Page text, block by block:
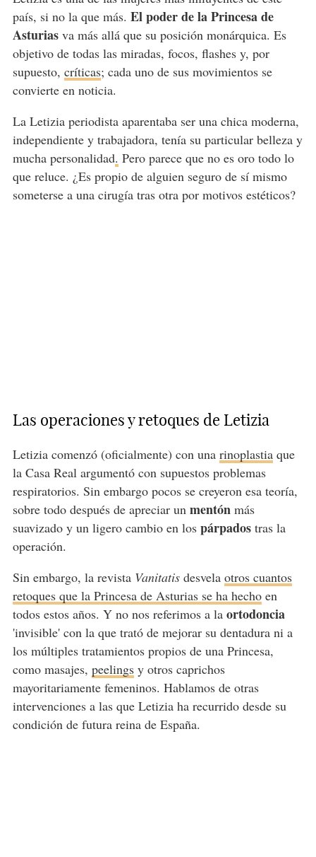
país, si no la que más. El poder de la Princesa de
Asturiasva más allá que su posición monárquica. Es
objetivo de todas las miradas, focos, flashes y, por
supuesto, críticas; cada uno de sus movimientos se
convierte en noticia.
La Letizia periodista aparentaba ser una chica moderna,
independiente y trabajadora, tenía su particular belleza y
mucha personalidad. Pero parece que no es oro todo lo
que reluce. ¿Es propio de alguien seguro de sí mismo
someterse a una cirugía tras otra por motivos estéticos?
Las operaciones y retoques de Letizia
Letizia comenzó (oficialmente) con una rinoplastiaque
la Casa Real argumentó con supuestos problemas
respiratorios. Sin embargo pocos se creyeron esa teoría,
sobre todo después de apreciar un mentón más
suavizado y un ligero cambio en los párpadostras la
operación.
Sin embargo, la revista Vanitatisdesvela otros cuantos
retoques que la Princesa de Asturias se ha hechoen
todos estos años. Y no nos referimos a la ortodoncia
'invisible' con la que trató de mejorar su dentadura ni a
los múltiples tratamientos propios de una Princesa,
como masajes, peelingsy otros caprichos
mayoritariamente femeninos. Hablamos de otras
intervenciones a las que Letizia ha recurrido desde su
condición de futura reina de España.